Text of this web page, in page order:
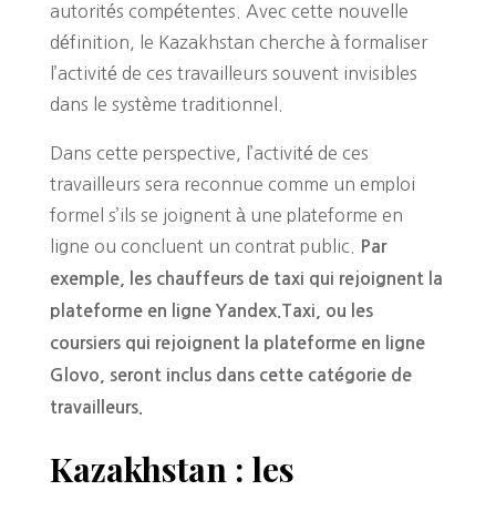
autorités compétentes. Avec cette nouvelle
définition, le Kazakhstan cherche à formaliser
l’activité de ces travailleurs souvent invisibles
dans le système traditionnel.
Dans cette perspective, l’activité de ces
travailleurs sera reconnue comme un emploi
formel s’ils se joignent à une plateforme en
ligne ou concluent un contrat public.
Par
exemple, les chauffeurs de taxi qui rejoignent la
plateforme en ligne Yandex.Taxi, ou les
coursiers qui rejoignent la plateforme en ligne
Glovo, seront inclus dans cette catégorie de
travailleurs.
Kazakhstan : les